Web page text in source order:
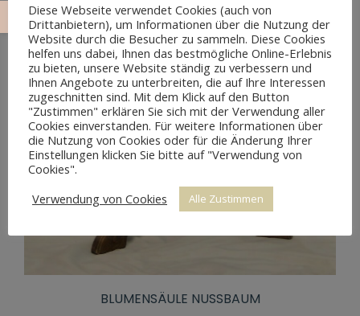
BLUMENSÄULE NUSSBAUM
Diese Webseite verwendet Cookies (auch von
Drittanbietern), um Informationen über die Nutzung der
Website durch die Besucher zu sammeln. Diese Cookies
helfen uns dabei, Ihnen das bestmögliche Online-Erlebnis
zu bieten, unsere Website ständig zu verbessern und
Ihnen Angebote zu unterbreiten, die auf Ihre Interessen
zugeschnitten sind. Mit dem Klick auf den Button
"Zustimmen" erklären Sie sich mit der Verwendung aller
Cookies einverstanden. Für weitere Informationen über
die Nutzung von Cookies oder für die Änderung Ihrer
Einstellungen klicken Sie bitte auf "Verwendung von
Cookies".
Verwendung von Cookies
Alle Zustimmen